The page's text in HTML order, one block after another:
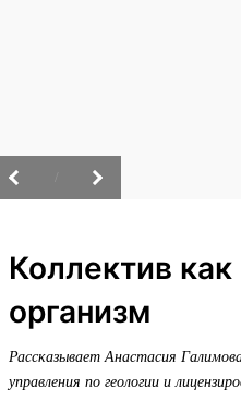
Коллектив
организм
Рассказывает Анастасия
управления по геологии и